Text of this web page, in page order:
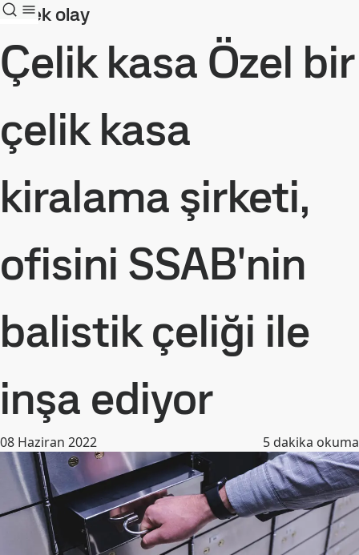
Örnek olay
Çelik kasa Özel bir
çelik kasa
kiralama şirketi,
ofisini SSAB'nin
balistik çeliği ile
inşa ediyor
08 Haziran 2022 5dakika okuma